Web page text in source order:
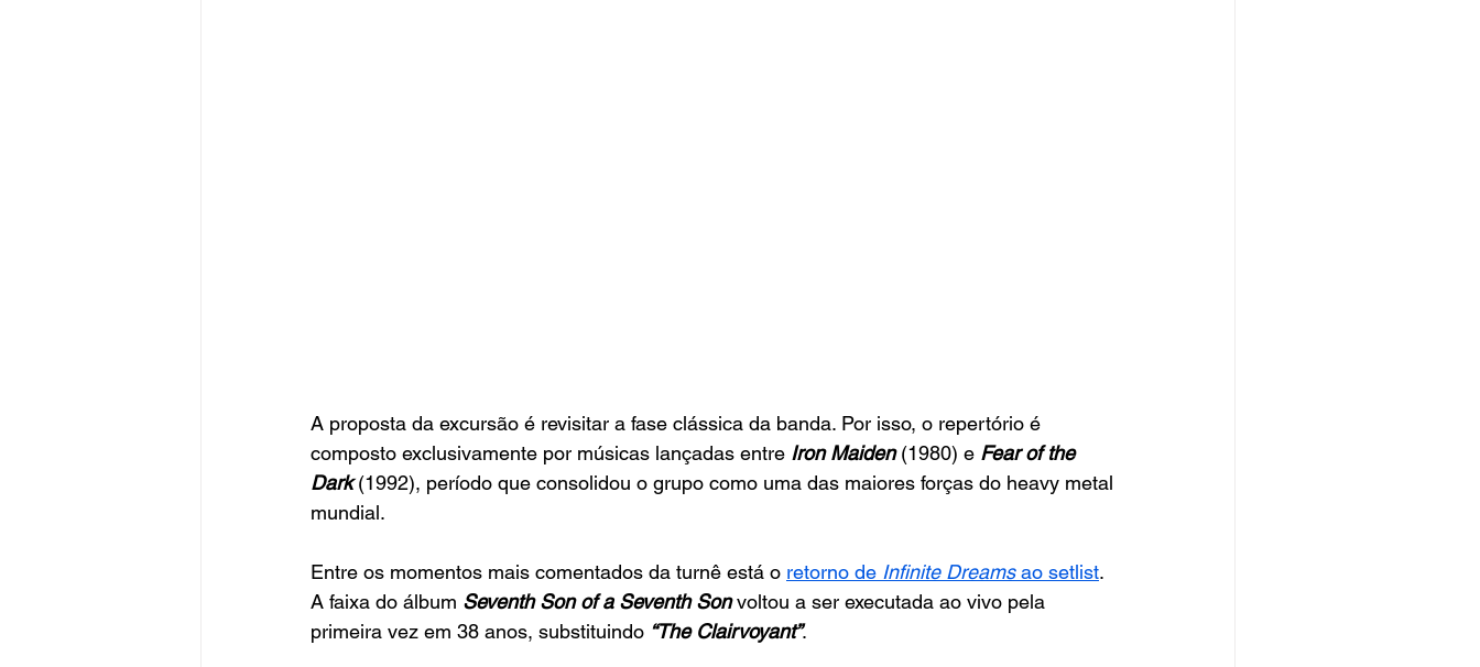
A proposta da excursão é revisitar a fase clássica da banda. Por isso, o repertório é
composto exclusivamente por músicas lançadas entre Iron Maiden (1980) e Fear of the
Dark (1992), período que consolidou o grupo como uma das maiores forças do heavy metal
mundial.
Entre os momentos mais comentados da turnê está o retorno de Infinite Dreams ao setlist.
A faixa do álbum Seventh Son of a Seventh Son voltou a ser executada ao vivo pela
primeira vez em 38 anos, substituindo “The Clairvoyant”.